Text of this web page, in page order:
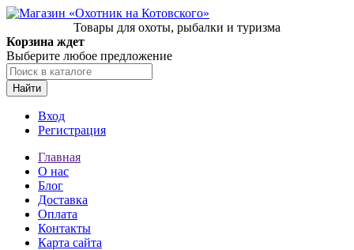
Товары для охоты, рыбалки и туризма
Корзина ждет
Выберите любое предложение
Найти
Вход
Регистрация
Главная
О нас
Блог
Доставка
Оплата
Контакты
Карта сайта